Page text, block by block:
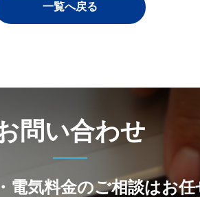
一覧へ戻る
問い合わせ
電気料金のご相談はお任